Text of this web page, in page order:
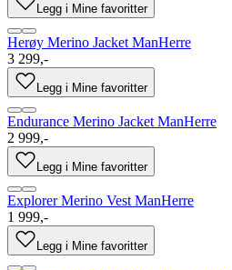
Legg i Mine favoritter
Herøy Merino Jacket ManHerre
3 299,-
Legg i Mine favoritter
Endurance Merino Jacket ManHerre
2 999,-
Legg i Mine favoritter
Explorer Merino Vest ManHerre
1 999,-
Legg i Mine favoritter